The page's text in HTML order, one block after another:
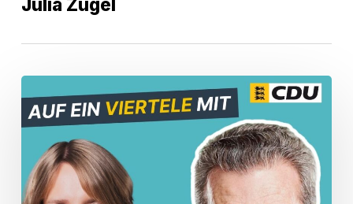
Julia Zügel
Einladung
Günther
H.
Oettinger
Wahlkreis